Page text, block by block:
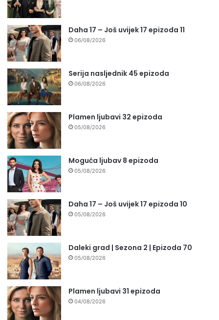
Daha 17 – Još uvijek 17 epizoda 11
06/08/2026
Serija nasljednik 45 epizoda
06/08/2026
Plamen ljubavi 32 epizoda
05/08/2026
Moguća ljubav 8 epizoda
05/08/2026
Daha 17 – Još uvijek 17 epizoda 10
05/08/2026
Daleki grad | Sezona 2 | Epizoda 70
05/08/2026
Plamen ljubavi 31 epizoda
04/08/2026